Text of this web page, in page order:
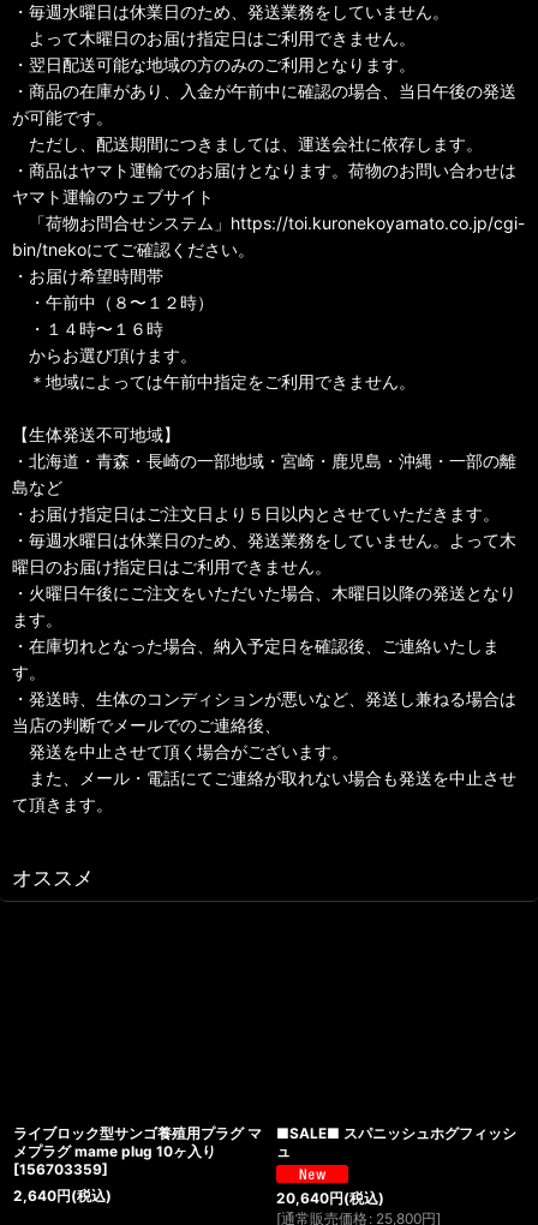
・毎週水曜日は休業日のため、発送業務をしていません。
よって木曜日のお届け指定日はご利用できません。
・翌日配送可能な地域の方のみのご利用となります。
・商品の在庫があり、入金が午前中に確認の場合、当日午後の発送
が可能です。
ただし、配送期間につきましては、運送会社に依存します。
・商品はヤマト運輸でのお届けとなります。荷物のお問い合わせは
ヤマト運輸のウェブサイト
「荷物お問合せシステム」https://toi.kuronekoyamato.co.jp/cgi-
bin/tnekoにてご確認ください。
・お届け希望時間帯
・午前中（８〜１２時）
・１４時〜１６時
からお選び頂けます。
＊地域によっては午前中指定をご利用できません。
【生体発送不可地域】
・北海道・青森・長崎の一部地域・宮崎・鹿児島・沖縄・一部の離
島など
・お届け指定日はご注文日より５日以内とさせていただきます。
・毎週水曜日は休業日のため、発送業務をしていません。よって木
曜日のお届け指定日はご利用できません。
・火曜日午後にご注文をいただいた場合、木曜日以降の発送となり
ます。
・在庫切れとなった場合、納入予定日を確認後、ご連絡いたしま
す。
・発送時、生体のコンディションが悪いなど、発送し兼ねる場合は
当店の判断でメールでのご連絡後、
発送を中止させて頂く場合がございます。
また、メール・電話にてご連絡が取れない場合も発送を中止させ
て頂きます。
オススメ
ライブロック型サンゴ養殖用プラグ マ
メプラグ mame plug 10ヶ入り
[156703359]
2,640円(税込)
■SALE■ スパニッシュホグフィッシ
ュ
20,640円(税込)
[通常販売価格 : 25,800円]